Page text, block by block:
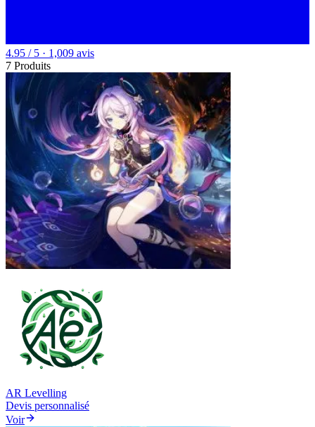
4.95 / 5 · 1,009 avis
7 Produits
AR Levelling
Devis personnalisé
Voir